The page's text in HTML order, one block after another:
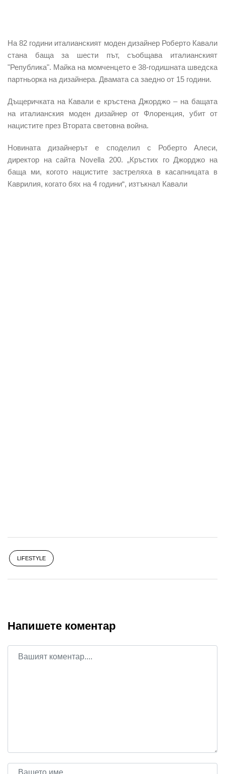
На 82 години италианският моден дизайнер Роберто Кавали
стана баща за шести път, съобщава италианският
"Република". Майка на момченцето е 38-годишната шведска
партньорка на дизайнера. Двамата са заедно от 15 години.
Дъщеричката на Кавали е кръстена Джорджо – на бащата
на италианския моден дизайнер от Флоренция, убит от
нацистите през Втората световна война.
Новината дизайнерът е споделил с Роберто Алеси,
директор на сайта Novella 200. „Кръстих го Джорджо на
баща ми, когото нацистите застреляха в касапницата в
Каврилия, когато бях на 4 години“, изтъкнал Кавали
LIFESTYLE
Напишете коментар